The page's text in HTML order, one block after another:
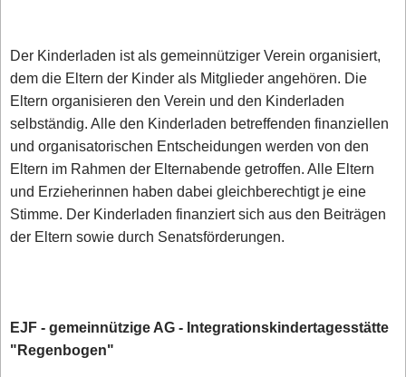
Der Kinderladen ist als gemeinnütziger Verein organisiert,
dem die Eltern der Kinder als Mitglieder angehören. Die
Eltern organisieren den Verein und den Kinderladen
selbständig. Alle den Kinderladen betreffenden finanziellen
und organisatorischen Entscheidungen werden von den
Eltern im Rahmen der Elternabende getroffen. Alle Eltern
und Erzieherinnen haben dabei gleichberechtigt je eine
Stimme. Der Kinderladen finanziert sich aus den Beiträgen
der Eltern sowie durch Senatsförderungen.
EJF - gemeinnützige AG - Integrationskindertagesstätte
"Regenbogen"